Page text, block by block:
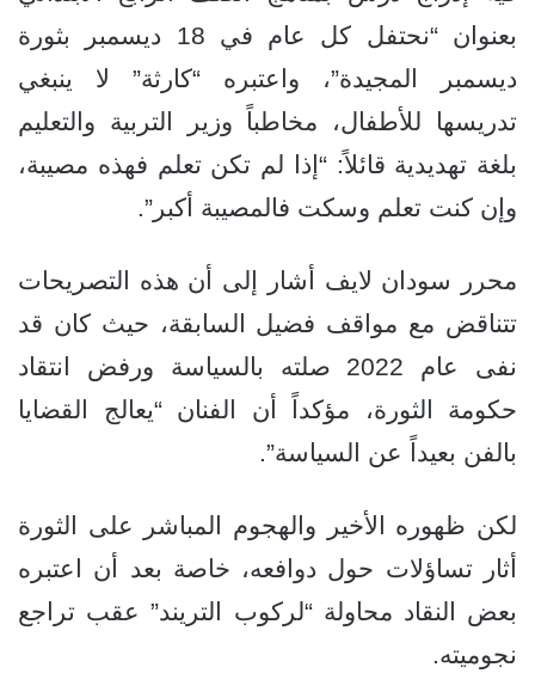
بعنوان “نحتفل كل عام في 18 ديسمبر بثورة
ديسمبر المجيدة”، واعتبره “كارثة” لا ينبغي
تدريسها للأطفال، مخاطباً وزير التربية والتعليم
بلغة تهديدية قائلاً: “إذا لم تكن تعلم فهذه مصيبة،
وإن كنت تعلم وسكت فالمصيبة أكبر”.
محرر سودان لايف أشار إلى أن هذه التصريحات
تتناقض مع مواقف فضيل السابقة، حيث كان قد
نفى عام 2022 صلته بالسياسة ورفض انتقاد
حكومة الثورة، مؤكداً أن الفنان “يعالج القضايا
بالفن بعيداً عن السياسة”.
لكن ظهوره الأخير والهجوم المباشر على الثورة
أثار تساؤلات حول دوافعه، خاصة بعد أن اعتبره
بعض النقاد محاولة “لركوب التريند” عقب تراجع
نجوميته.